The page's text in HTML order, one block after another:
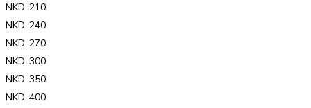
NKD-210
NKD-240
NKD-270
NKD-300
NKD-350
NKD-400